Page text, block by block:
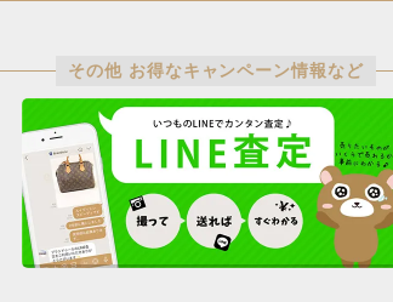
その他 お得なキャンペーン情報など